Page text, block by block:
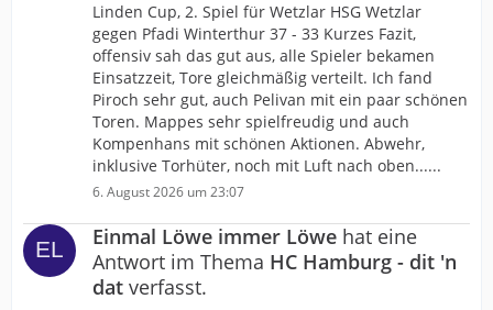
Linden Cup, 2. Spiel für Wetzlar HSG Wetzlar
gegen Pfadi Winterthur 37 - 33 Kurzes Fazit,
offensiv sah das gut aus, alle Spieler bekamen
Einsatzzeit, Tore gleichmäßig verteilt. Ich fand
Piroch sehr gut, auch Pelivan mit ein paar schönen
Toren. Mappes sehr spielfreudig und auch
Kompenhans mit schönen Aktionen. Abwehr,
inklusive Torhüter, noch mit Luft nach oben......
6. August 2026 um 23:07
Einmal Löwe immer Löwe hat eine
Antwort im Thema HC Hamburg - dit 'n
dat verfasst.